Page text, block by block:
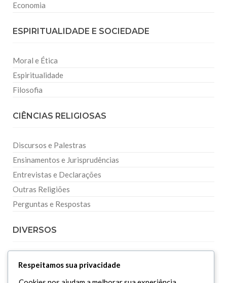
Economia
ESPIRITUALIDADE E SOCIEDADE
Moral e Ética
Espiritualidade
Filosofia
CIÊNCIAS RELIGIOSAS
Discursos e Palestras
Ensinamentos e Jurisprudências
Entrevistas e Declarações
Outras Religiões
Perguntas e Respostas
DIVERSOS
Respeitamos sua privacidade